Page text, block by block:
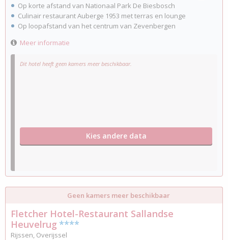
Dit hotel heeft geen kamers meer beschikbaar.
Kies andere data
Op korte afstand van Nationaal Park De Biesbosch
Culinair restaurant Auberge 1953 met terras en lounge
Op loopafstand van het centrum van Zevenbergen
Meer informatie
Geen kamers meer beschikbaar
Fletcher Hotel-Restaurant Sallandse
Heuvelrug ****
Rijssen, Overijssel